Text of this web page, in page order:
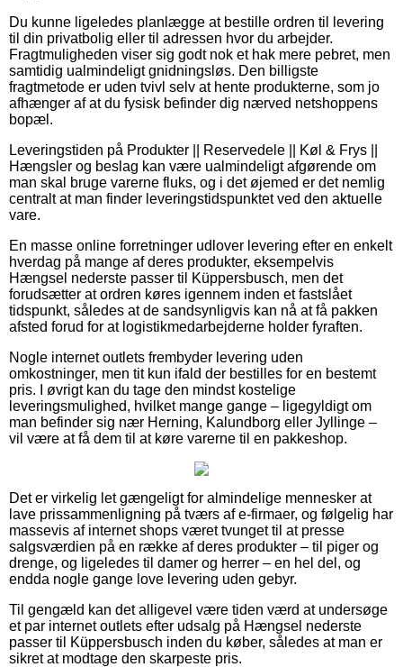
Du kunne ligeledes planlægge at bestille ordren til levering
til din privatbolig eller til adressen hvor du arbejder.
Fragtmuligheden viser sig godt nok et hak mere pebret, men
samtidig ualmindeligt gnidningsløs. Den billigste
fragtmetode er uden tvivl selv at hente produkterne, som jo
afhænger af at du fysisk befinder dig nærved netshoppens
bopæl.
Leveringstiden på Produkter || Reservedele || Køl & Frys ||
Hængsler og beslag kan være ualmindeligt afgørende om
man skal bruge varerne fluks, og i det øjemed er det nemlig
centralt at man finder leveringstidspunktet ved den aktuelle
vare.
En masse online forretninger udlover levering efter en enkelt
hverdag på mange af deres produkter, eksempelvis
Hængsel nederste passer til Küppersbusch, men det
forudsætter at ordren køres igennem inden et fastslået
tidspunkt, således at de sandsynligvis kan nå at få pakken
afsted forud for at logistikmedarbejderne holder fyraften.
Nogle internet outlets frembyder levering uden
omkostninger, men tit kun ifald der bestilles for en bestemt
pris. I øvrigt kan du tage den mindst kostelige
leveringsmulighed, hvilket mange gange – ligegyldigt om
man befinder sig nær Herning, Kalundborg eller Jyllinge –
vil være at få dem til at køre varerne til en pakkeshop.
Det er virkelig let gængeligt for almindelige mennesker at
lave prissammenligning på tværs af e-firmaer, og følgelig har
massevis af internet shops været tvunget til at presse
salgsværdien på en række af deres produkter – til piger og
drenge, og ligeledes til damer og herrer – en hel del, og
endda nogle gange love levering uden gebyr.
Til gengæld kan det alligevel være tiden værd at undersøge
et par internet outlets efter udsalg på Hængsel nederste
passer til Küppersbusch inden du køber, således at man er
sikret at modtage den skarpeste pris.